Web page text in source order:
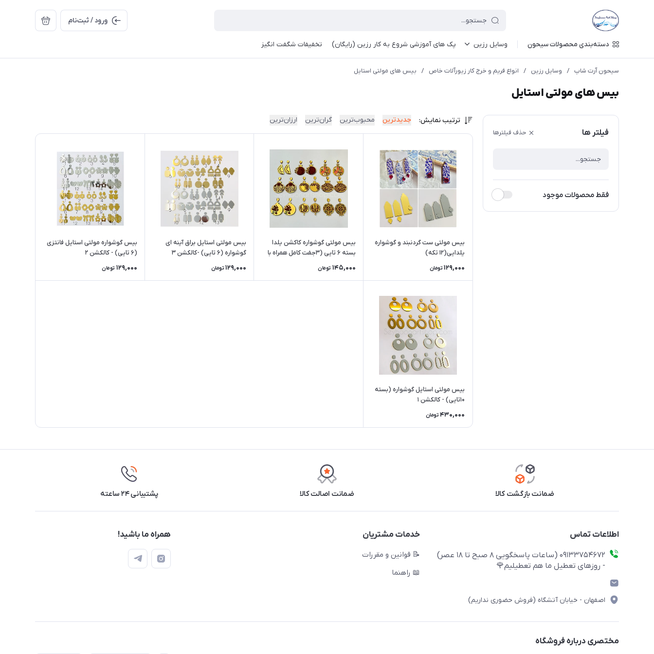
ورود / ثبت‌نام
دسته‌بندی محصولات سیحون وسایل رزین پک های آموزشی شروع به کار رزین (رایگان) تخفیفات شگفت انگیز
سیحون آرت شاپ / وسایل رزین / انواع فریم و خرج کار زیورآلات خاص / بیس های مولتی استایل
بیس های مولتی استایل
فیلتر ها حذف فیلترها
فقط محصولات موجود
ترتیب نمایش: جدیدترین محبوب‌ترین گران‌ترین ارزان‌ترین
بیس مولتی ست گردنبند و گوشواره
یلدایی(۱۲ تکه)
129,000 تومان
بیس مولتی گوشواره کاکشن یلدا
بسته ۶ تایی (۳جفت کامل همراه با
پین بالایی)
145,000 تومان
بیس مولتی استایل براق آینه ای
گوشواره (۶ تایی) -کالکشن ۳
129,000 تومان
بیس گوشواره مولتی استایل فانتزی
(۶ تایی) - کالکشن ۲
129,000 تومان
بیس مولتی استایل گوشواره (بسته
۱۰تایی) - کالکشن ۱
430,000 تومان
ضمانت بازگشت کالا ضمانت اصالت کالا پشتیبانی ۲۴ ساعته
اطلاعات تماس
09133754672 (ساعات پاسخگویی ۸ صبح تا ۱۸ عصر)
- روزهای تعطیل ما هم تعطیلیم🌹
اصفهان - خیابان آتشگاه (فروش حضوری نداریم)
خدمات مشتریان
📝 قوانین و مقررات
📖 راهنما
همراه ما باشید!
مختصری درباره فروشگاه